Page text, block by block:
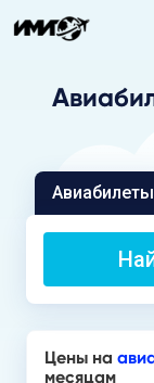
Авиабилеты
Цены на
месяцам